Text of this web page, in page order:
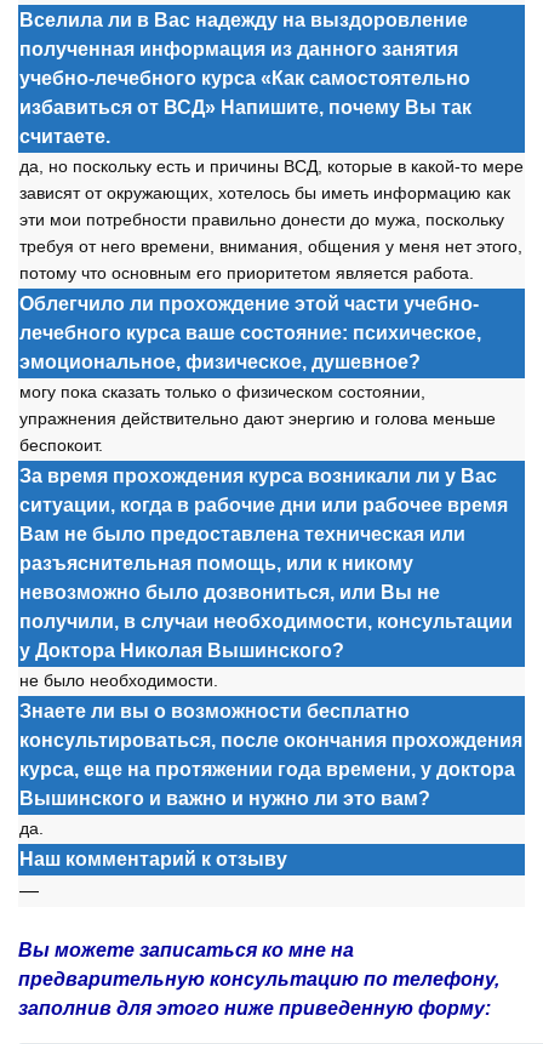
Вселила ли в Вас надежду на выздоровление
полученная информация из данного занятия
учебно-лечебного курса «Как самостоятельно
избавиться от ВСД» Напишите, почему Вы так
считаете.
да, но поскольку есть и причины ВСД, которые в какой-то мере
зависят от окружающих, хотелось бы иметь информацию как
эти мои потребности правильно донести до мужа, поскольку
требуя от него времени, внимания, общения у меня нет этого,
потому что основным его приоритетом является работа.
Облегчило ли прохождение этой части учебно-
лечебного курса ваше состояние: психическое,
эмоциональное, физическое, душевное?
могу пока сказать только о физическом состоянии,
упражнения действительно дают энергию и голова меньше
беспокоит.
За время прохождения курса возникали ли у Вас
ситуации, когда в рабочие дни или рабочее время
Вам не было предоставлена техническая или
разъяснительная помощь, или к никому
невозможно было дозвониться, или Вы не
получили, в случаи необходимости, консультации
у Доктора Николая Вышинского?
не было необходимости.
Знаете ли вы о возможности бесплатно
консультироваться, после окончания прохождения
курса, еще на протяжении года времени, у доктора
Вышинского и важно и нужно ли это вам?
да.
Наш комментарий к отзыву
—
Вы можете записаться ко мне на
предварительную консультацию по телефону,
заполнив для этого ниже приведенную форму: